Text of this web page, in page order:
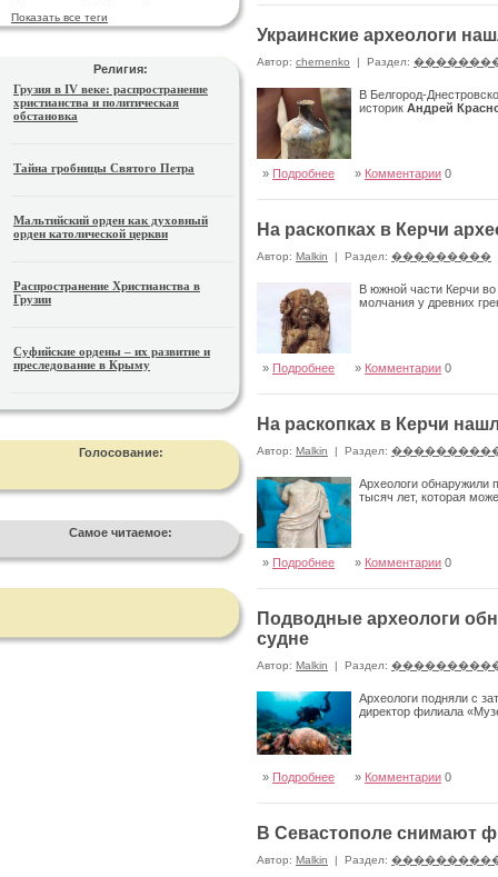
Показать все теги
Религия:
Грузия в IV веке: распространение
христианства и политическая
обстановка
Тайна гробницы Святого Петра
Мальтийский орден как духовный
орден католической церкви
Распространение Христианства в
Грузии
Суфийские ордены – их развитие и
преследование в Крыму
Голосование:
Самое читаемое:
Украинские археологи
Автор: chernenko | Раздел:
В Белгород-
историк Андрей
» Подробнее » Комментарии 0
На раскопках в Керчи
Автор: Malkin | Раздел: ���������
В южной части Керчи во
молчания у древних
» Подробнее » Комментарии 0
На раскопках в Керчи
Автор: Malkin | Раздел:
Археологи обнаружили
тысяч лет, которая
» Подробнее » Комментарии 0
Подводные археологи
судне
Автор: Malkin | Раздел:
Археологи подняли с
директор филиала
» Подробнее » Комментарии 0
В Севастополе снимают
Автор: Malkin | Раздел: